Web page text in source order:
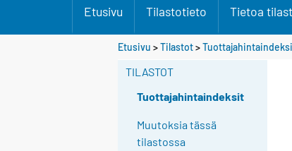
Etusivu Tilastotieto Tietoa
Etusivu >Tilastot>
TILASTOT
Tuottajahintaindeksit
Muutoksia tässä
tilastossa